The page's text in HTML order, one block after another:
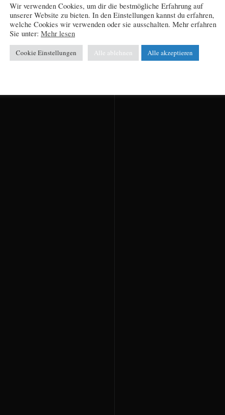
Wir verwenden Cookies, um dir die bestmögliche Erfahrung auf
unserer Website zu bieten. In den Einstellungen kannst du erfahren,
welche Cookies wir verwenden oder sie ausschalten. Mehr erfahren
Sie unter: Mehr lesen
Cookie Einstellungen Alle ablehnen Alle akzeptieren